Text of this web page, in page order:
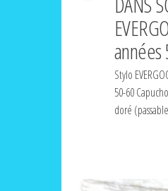
années
Stylo
50-60
doré